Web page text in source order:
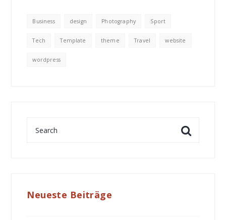
Business design Photography Sport
Tech Template theme Travel website
wordpress
Neueste Beiträge